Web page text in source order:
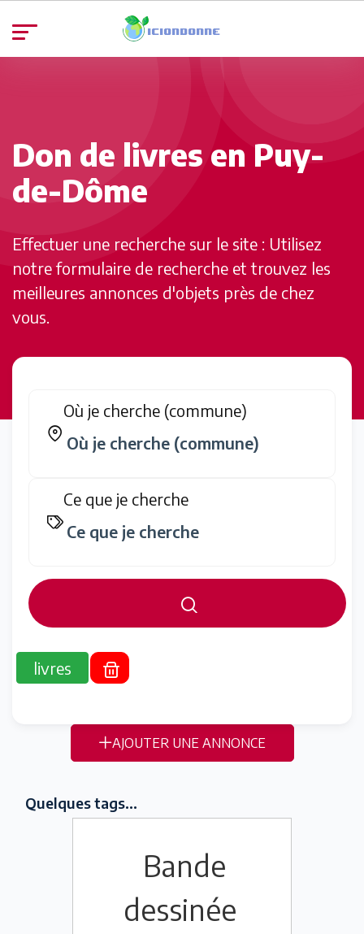
Don de livres en Puy-
de-Dôme
Effectuer une recherche sur le site : Utilisez
notre formulaire de recherche et trouvez les
meilleures annonces d'objets près de chez
vous.
Où je cherche (commune)
Ce que je cherche
livres
AJOUTER UNE ANNONCE
Quelques tags...
Bande
dessinée